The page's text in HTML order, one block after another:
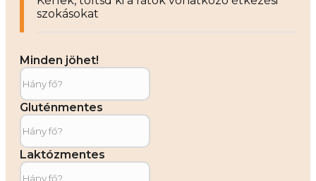
szokásokat
Minden jöhet!
Gluténmentes
Laktózmentes